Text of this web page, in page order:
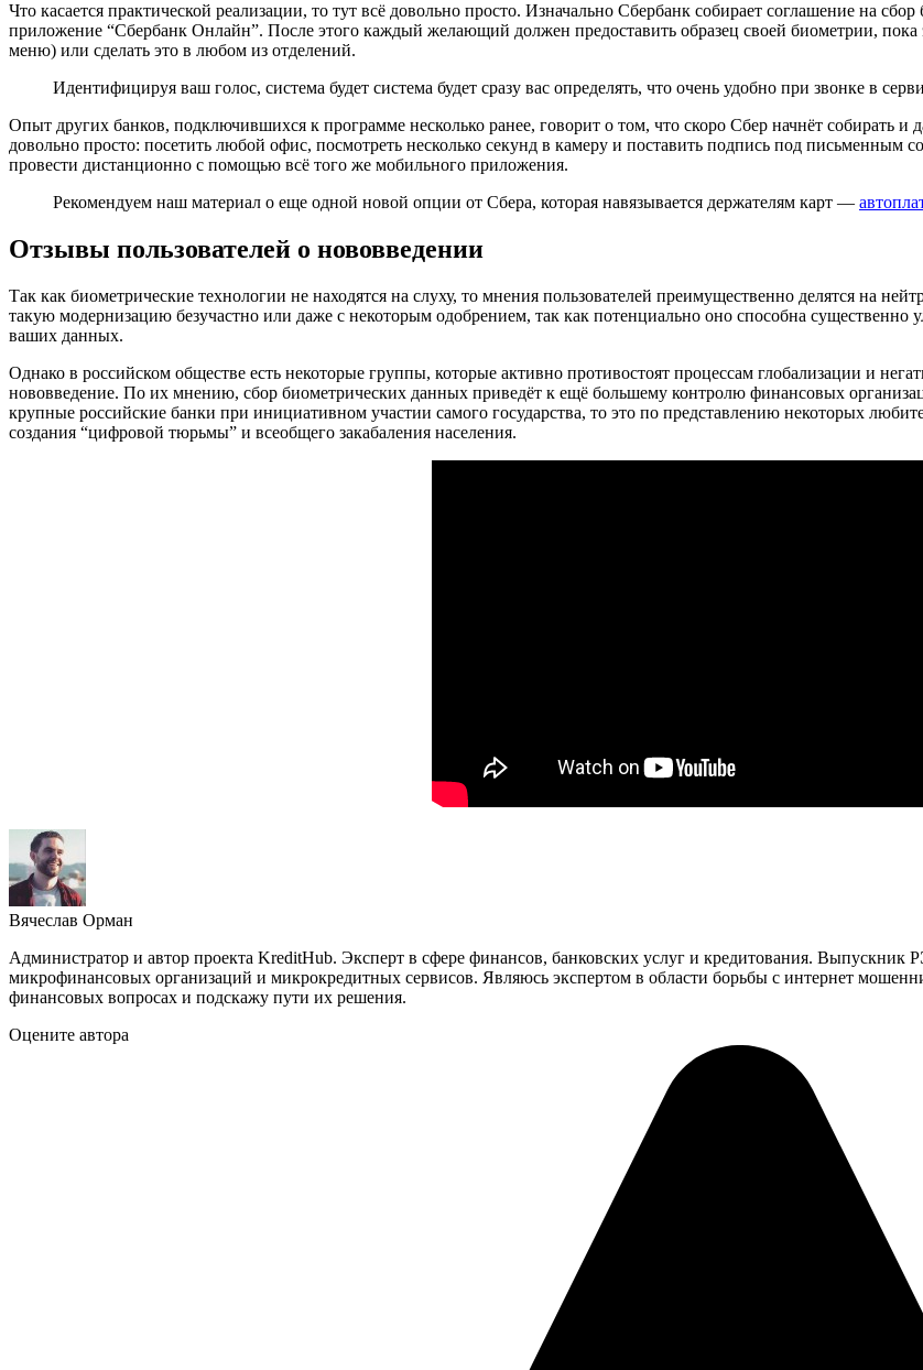
Что касается практической реализации, то тут всё довольно просто. Изначально Сбербанк собирает соглашение на
приложение “Сбербанк Онлайн”. После этого каждый желающий должен предоставить образец своей биометрии, пока
меню) или сделать это в любом из отделений.
Идентифицируя ваш голос, система будет система будет сразу вас определять, что очень удобно при звонке в
Опыт других банков, подключившихся к программе несколько ранее, говорит о том, что скоро Сбер начнёт собирать
довольно просто: посетить любой офис, посмотреть несколько секунд в камеру и поставить подпись под письменным
провести дистанционно с помощью всё того же мобильного приложения.
Рекомендуем наш материал о еще одной новой опции от Сбера, которая навязывается держателям карт —
Отзывы пользователей о нововведении
Так как биометрические технологии не находятся на слуху, то мнения пользователей преимущественно делятся на
такую модернизацию безучастно или даже с некоторым одобрением, так как потенциально оно способна существенно
ваших данных.
Однако в российском обществе есть некоторые группы, которые активно противостоят процессам глобализации и
нововведение. По их мнению, сбор биометрических данных приведёт к ещё большему контролю финансовых
крупные российские банки при инициативном участии самого государства, то это по представлению некоторых
создания “цифровой тюрьмы” и всеобщего закабаления населения.
Вячеслав Орман
Администратор и автор проекта KreditHub. Эксперт в сфере финансов, банковских услуг и кредитования.
микрофинансовых организаций и микрокредитных сервисов. Являюсь экспертом в области борьбы с интернет
финансовых вопросах и подскажу пути их решения.
Оцените автора